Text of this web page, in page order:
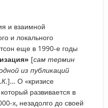
и взаимной
и локального
еще в 1990-е годы
[сам термин
из публикаций
]… О «кризисе
развивается в
х, незадолго до своей